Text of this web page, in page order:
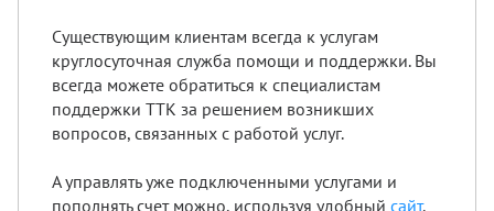
Существующим клиентам всегда к услугам
круглосуточная служба помощи и поддержки. Вы
всегда можете обратиться к специалистам
поддержки ТТК за решением возникших
вопросов, связанных с работой услуг.
А управлять уже подключенными услугами и
пополнять счет можно, используя удобный сайт.